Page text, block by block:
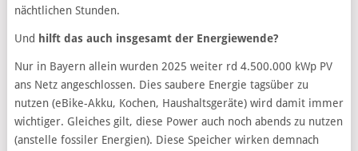
nächtlichen Stunden.
Und hilft das auch insgesamt der Energiewende?
Nur in Bayern allein wurden 2025 weiter rd 4.500.000 kWp PV
ans Netz angeschlossen. Dies saubere Energie tagsüber zu
nutzen (eBike-Akku, Kochen, Haushaltsgeräte) wird damit immer
wichtiger. Gleiches gilt, diese Power auch noch abends zu nutzen
(anstelle fossiler Energien). Diese Speicher wirken demnach